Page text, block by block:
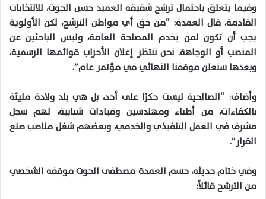
وفيما يتعلق باحتمال ترشح شقيقه العميد حسن الحوت، للانتخابات
القادمة، قال العمدة: “من حق أي مواطن الترشح، لكن الأولوية
يجب أن تكون لمن يخدم المصلحة العامة، وليس الباحثين عن
المنصب أو الوجاهة. نحن ننتظر إعلان الأحزاب قوائمها الرسمية،
وبعدها سنعلن موقفنا النهائي في مؤتمر عام”.
وأضاف: “الصالحية ليست حكرًا على أحد، بل هي بلد ولادة مليئة
بالكفاءات، من أطباء ومهندسين وقيادات شبابية، لهم سجل
مشرف في العمل التنفيذي والخدمي، وبعضهم شغل مناصب صنع
القرار”.
وفي ختام حديثه، حسم العمدة مصطفى الحوت موقفه الشخصي
من الترشح قائلاً: